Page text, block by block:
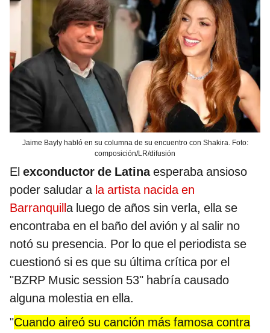
Jaime Bayly habló en su columna de su encuentro con Shakira. Foto:
composición/LR/difusión
El exconductor de Latinaesperaba ansioso
poder saludar a la artista nacida en
Barranquilla luego de años sin verla, ella se
encontraba en el baño del avión y al salir no
notó su presencia. Por lo que el periodista se
cuestionó si es que su última crítica por el
"BZRP Music session 53" habría causado
alguna molestia en ella.
"Cuando aireó su canción más famosa contra